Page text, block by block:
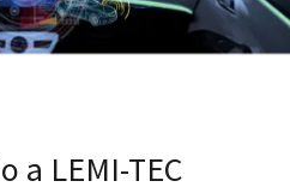
a LEMI-TEC